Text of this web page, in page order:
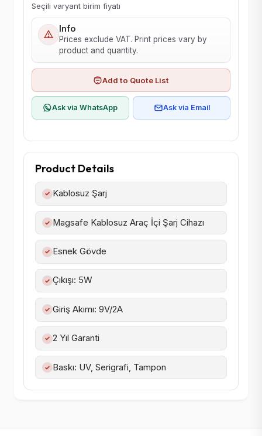
Seçili varyant birim fiyatı
Info
Prices exclude VAT. Print prices vary by
product and quantity.
Add to Quote List
Ask via WhatsApp Ask via Email
Product Details
✓ Kablosuz Şarj
✓ Magsafe Kablosuz Araç İçi Şarj Cihazı
✓ Esnek Gövde
✓ Çıkışı: 5W
✓ Giriş Akımı: 9V/2A
✓ 2 Yıl Garanti
✓ Baskı: UV, Serigrafi, Tampon